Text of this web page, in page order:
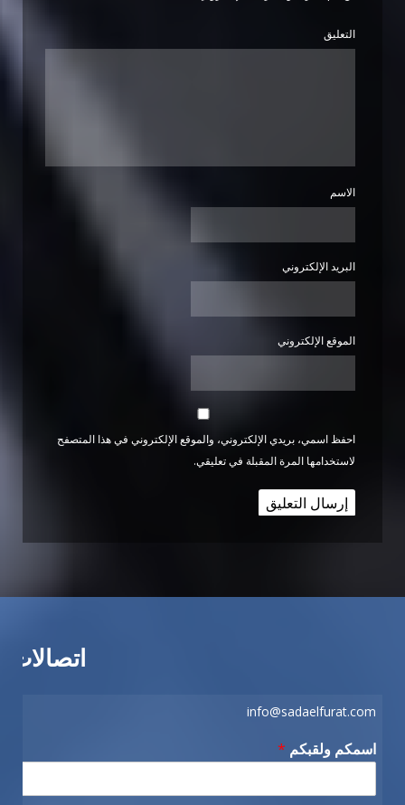
التعليق
الاسم
البريد الإلكتروني
الموقع الإلكتروني
احفظ اسمي، بريدي الإلكتروني، والموقع الإلكتروني في هذا المتصفح
لاستخدامها المرة المقبلة في تعليقي.
اتصالات
info@sadaelfurat.com
اسمكم ولقبكم *